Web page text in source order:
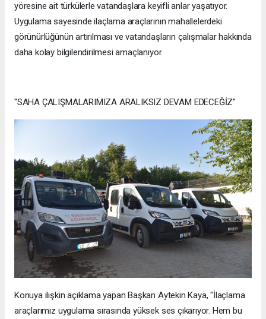
yöresine ait türkülerle vatandaşlara keyifli anlar yaşatıyor.
Uygulama sayesinde ilaçlama araçlarının mahallelerdeki
görünürlüğünün artırılması ve vatandaşların çalışmalar hakkında
daha kolay bilgilendirilmesi amaçlanıyor.
"SAHA ÇALIŞMALARIMIZA ARALIKSIZ DEVAM EDECEĞİZ"
Konuya ilişkin açıklama yapan Başkan Aytekin Kaya, "İlaçlama
araçlarımız uygulama sırasında yüksek ses çıkarıyor. Hem bu